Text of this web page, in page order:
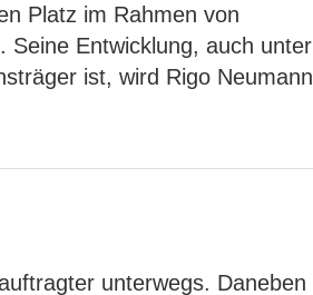
Platz im Rahmen von
Seine Entwicklung, auch unter
ist, wird Rigo Neumann
unterwegs. Daneben